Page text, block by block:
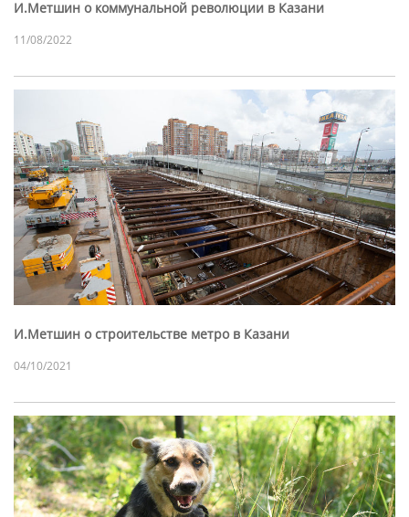
И.Метшин о коммунальной революции в Казани
11/08/2022
И.Метшин о строительстве метро в Казани
04/10/2021